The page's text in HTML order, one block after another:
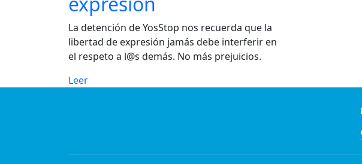
La detención de YosStop nos recuerda que la
libertad de expresión jamás debe interferir en
el respeto a l@s demás. No más prejuicios.
Leer